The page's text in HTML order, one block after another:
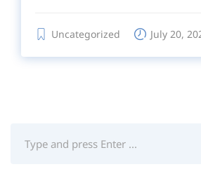
Uncategorized July 20,